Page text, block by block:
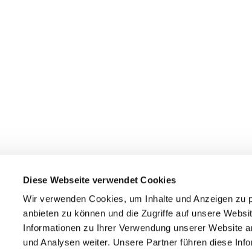
Diese Webseite verwendet Cookies
Wir verwenden Cookies, um Inhalte und Anzeigen
anbieten zu können und die Zugriffe auf unsere
Informationen zu Ihrer Verwendung unserer Website
und Analysen weiter. Unsere Partner führen diese
+49 2324 25488